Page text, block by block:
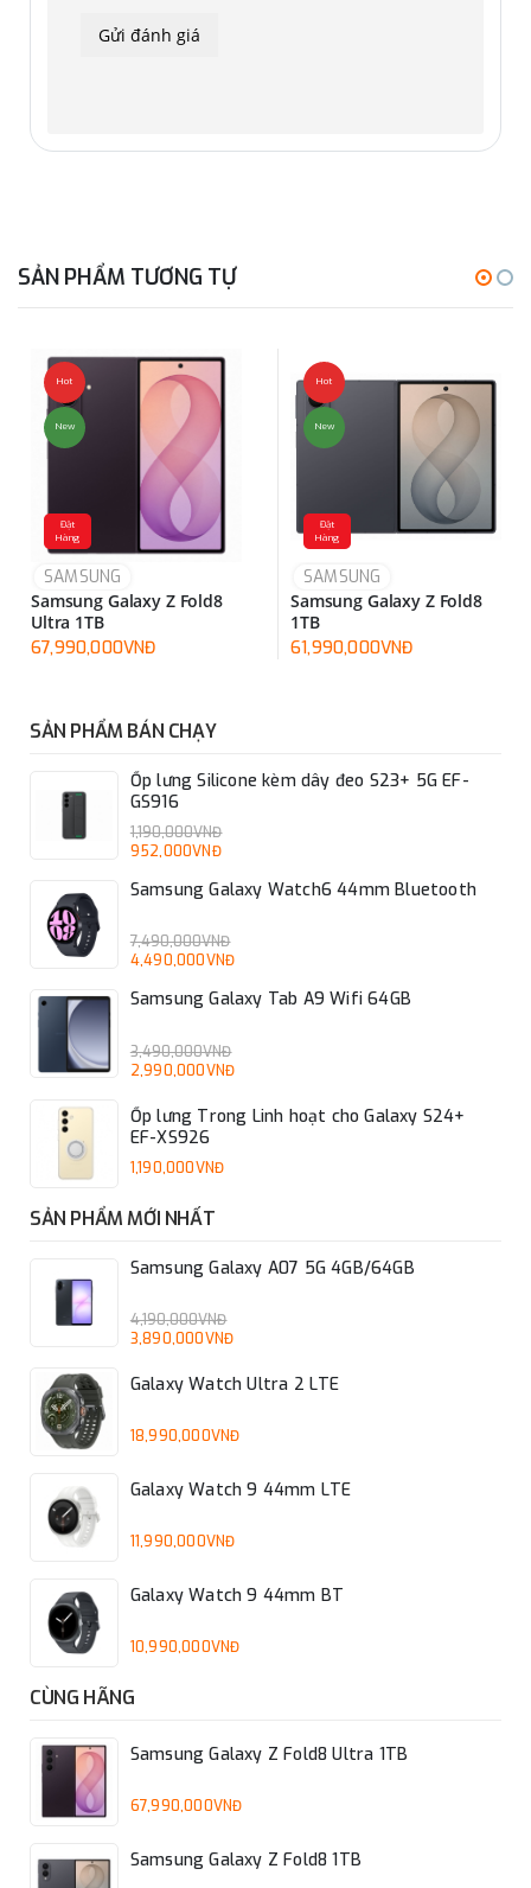
khi có mức giá rẻ, màn hình mượt mà và camera có độ phân
SẢN PHẨM TƯƠNG TỰ
Hot
New
Đặt
Hàng
SAMSUNG
Samsung Galaxy Z Fold8
Ultra 1TB
67,990,000VNĐ
Hot
New
Đặt
Hàng
SAMSUNG
Samsung Galaxy Z Fold8
1TB
61,990,000VNĐ
SẢN PHẨM BÁN CHẠY
Ốp lưng Silicone kèm dây đeo S23+ 5G EF-
GS916
1,190,000VNĐ
952,000VNĐ
Samsung Galaxy Watch6 44mm Bluetooth
7,490,000VNĐ
4,490,000VNĐ
Samsung Galaxy Tab A9 Wifi 64GB
3,490,000VNĐ
2,990,000VNĐ
Ốp lưng Trong Linh hoạt cho Galaxy S24+
EF-XS926
1,190,000VNĐ
SẢN PHẨM MỚI NHẤT
Samsung Galaxy A07 5G 4GB/64GB
4,190,000VNĐ
3,890,000VNĐ
Galaxy Watch Ultra 2 LTE
18,990,000VNĐ
Galaxy Watch 9 44mm LTE
11,990,000VNĐ
Galaxy Watch 9 44mm BT
10,990,000VNĐ
CÙNG HÃNG
Samsung Galaxy Z Fold8 Ultra 1TB
67,990,000VNĐ
Samsung Galaxy Z Fold8 1TB